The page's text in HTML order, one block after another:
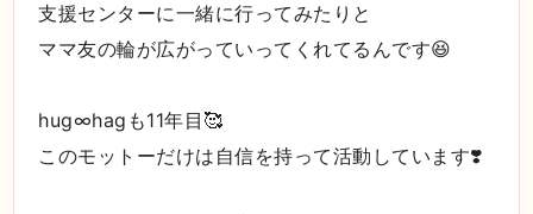
支援センターに一緒に行ってみたりと
ママ友の輪が広がっていってくれてるんです😆
hug∞hagも11年目🥰
このモットーだけは自信を持って活動しています❣️